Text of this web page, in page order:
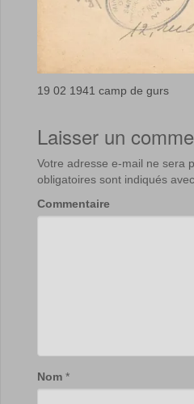
19 02 1941 camp de gurs
Laisser un
Votre adresse e-mail ne sera
obligatoires sont indiqués avec
Commentaire
Nom *